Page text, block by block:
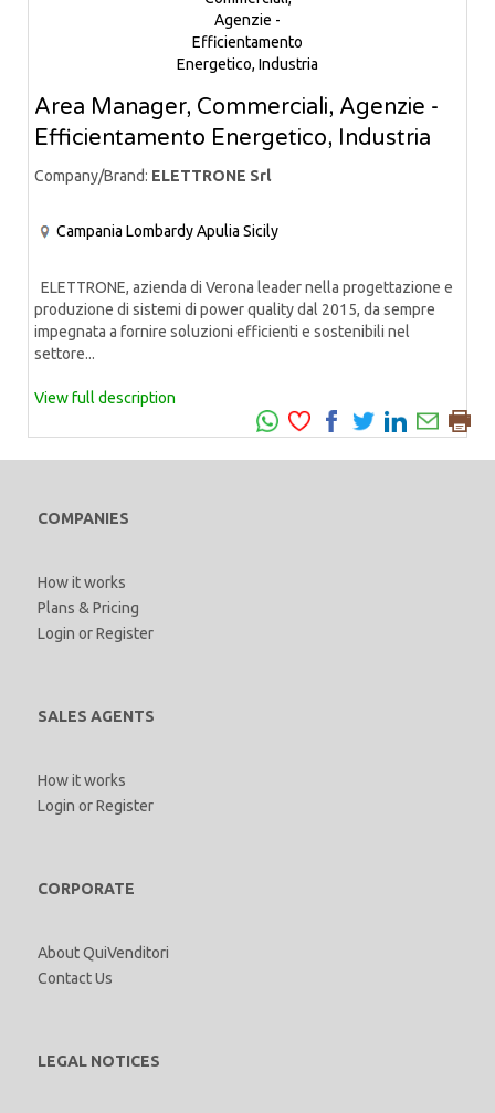
Area Manager, Commerciali, Agenzie -
Efficientamento Energetico, Industria
Company/Brand: ELETTRONE Srl
Campania LombardyApulia Sicily
ELETTRONE, azienda di Verona leader nella progettazione e
produzione di sistemi di power quality dal 2015, da sempre
impegnata a fornire soluzioni efficienti e sostenibili nel
settore...
View full description
COMPANIES
How it works
Plans & Pricing
Login orRegister
SALES AGENTS
How it works
Login orRegister
CORPORATE
About QuiVenditori
Contact Us
LEGAL NOTICES